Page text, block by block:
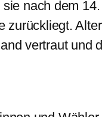
nach dem
zurückliegt.
vertraut und